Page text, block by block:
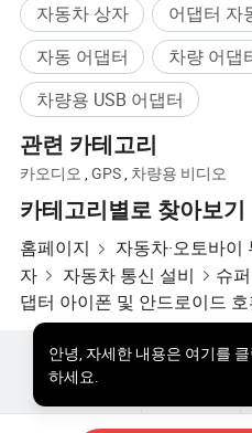
자동차 상자 어댑터 자
자동 어댑터
차량 어댑
차량용 USB 어댑터
관련 카테고리
카오디오 ,GPS 차량용 비디오
카테고리별로 찾아보기
홈페이지 자동차·오토바이
자
자동차 통신 설비
슈
댑터 아이폰 및 안드로이드
안녕, 자세한 내용은 여기를
하세요.
핫한 제품 핫 제품 가격
우리에 대하여
사용자 약관